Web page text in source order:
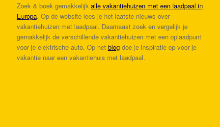
Zoek & boek gemakkelijk alle vakantiehuizen met een laadpaal in
Europa. Op de website lees je het laatste nieuws over
vakantiehuizen met laadpaal. Daarnaast zoek en vergelijk je
gemakkelijk de verschillende vakantiehuizen met een oplaadpunt
voor je elektrische auto. Op het blogdoe je inspiratie op voor je
vakantie naar een vakantiehuis met laadpaal.